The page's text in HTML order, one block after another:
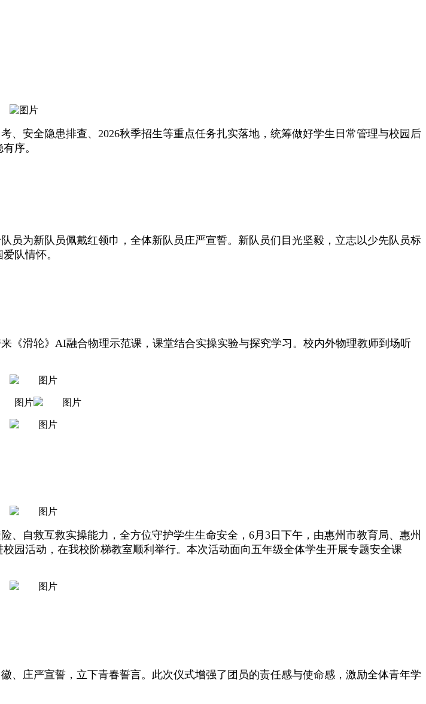
、安全隐患排查、2026秋季招生等重点任务扎实落地，统筹做好学生日常管理与校园后
序。
员为新队员佩戴红领巾，全体新队员庄严宣誓。新队员们目光坚毅，立志以少先队员标
队情怀。
《滑轮》AI融合物理示范课，课堂结合实操实验与探究学习。校内外物理教师到场听
自救互救实操能力，全方位守护学生生命安全，6月3日下午，由惠州市教育局、惠州
园活动，在我校阶梯教室顺利举行。本次活动面向五年级全体学生开展专题安全课
、庄严宣誓，立下青春誓言。此次仪式增强了团员的责任感与使命感，激励全体青年学